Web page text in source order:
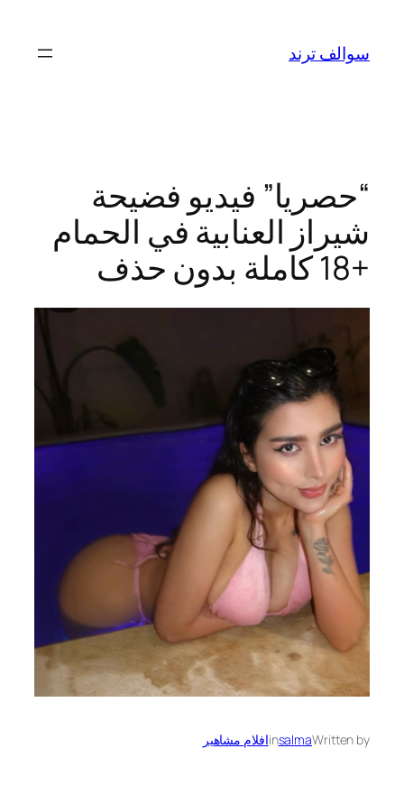
المحتوى
سوالف ترند
“حصريا” فيديو فضيحة
شيراز العنابية في الحمام
+18 كاملة بدون حذف
Written by
salma
inافلام مشاهير